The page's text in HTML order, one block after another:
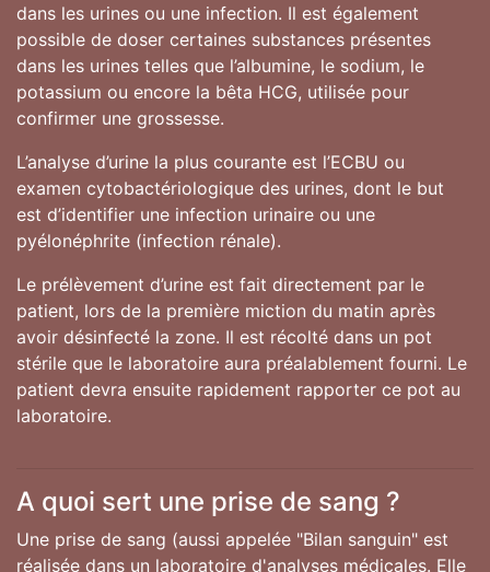
dans les urines ou une infection. Il est également
possible de doser certaines substances présentes
dans les urines telles que l’albumine, le sodium, le
potassium ou encore la bêta HCG, utilisée pour
confirmer une grossesse.
L’analyse d’urine la plus courante est l’ECBU ou
examen cytobactériologique des urines, dont le but
est d’identifier une infection urinaire ou une
pyélonéphrite (infection rénale).
Le prélèvement d’urine est fait directement par le
patient, lors de la première miction du matin après
avoir désinfecté la zone. Il est récolté dans un pot
stérile que le laboratoire aura préalablement fourni. Le
patient devra ensuite rapidement rapporter ce pot au
laboratoire.
A quoi sert une prise de sang ?
Une prise de sang (aussi appelée "Bilan sanguin" est
réalisée dans un laboratoire d'analyses médicales. Elle